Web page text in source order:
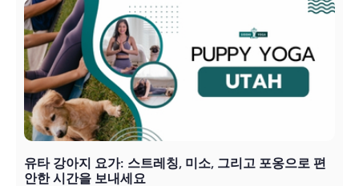
유타 강아지 요가: 스트레칭, 미소, 그리고 포옹으로 편
안한 시간을 보내세요